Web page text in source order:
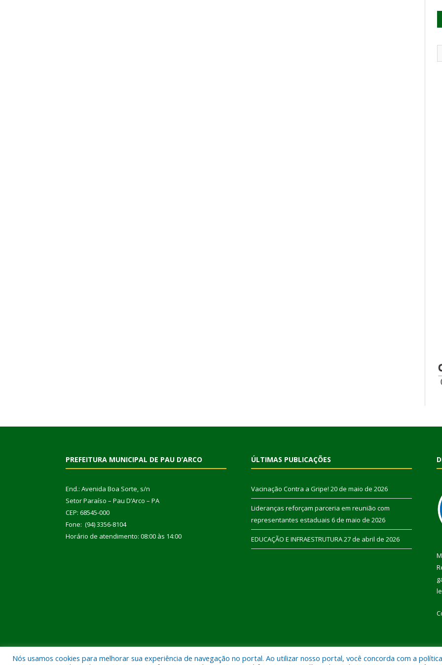
PREFEITURA MUNICIPAL DE PAU D’ARCO
End.: Avenida Boa Sorte, s/n
Setor Paraíso – Pau D’Arco – PA
CEP: 68545-000
Fone: (94) 3356-8104
Horário de atendimento: 08:00 às 14:00
ÚLTIMAS PUBLICAÇÕES
Vacinação Contra a Gripe! 20 de maio de 2026
Lideranças reforçam parceria em reunião com
representantes estaduais 6 de maio de 2026
EDUCAÇÃO E INFRAESTRUTURA27 de abril de 2026
Nós usamos cookies para melhorar sua experiência de navegação no portal. Ao utilizar nosso portal, você concorda com a